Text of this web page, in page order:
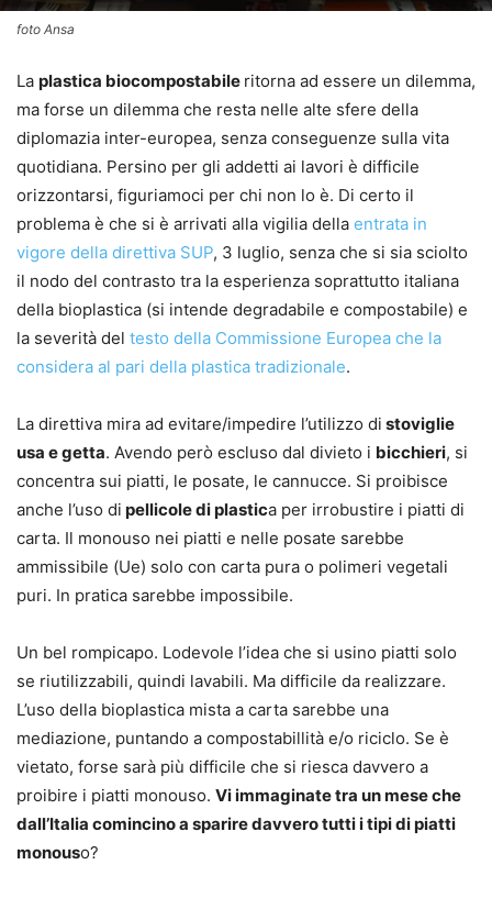
foto Ansa
La plastica biocompostabile ritorna ad essere un dilemma,
ma forse un dilemma che resta nelle alte sfere della
diplomazia inter-europea, senza conseguenze sulla vita
quotidiana. Persino per gli addetti ai lavori è difficile
orizzontarsi, figuriamoci per chi non lo è. Di certo il
problema è che si è arrivati alla vigilia della entrata in
vigore della direttiva SUP, 3 luglio, senza che si sia sciolto
il nodo del contrasto tra la esperienza soprattutto italiana
della bioplastica (si intende degradabile e compostabile) e
la severità del testo della Commissione Europea che la
considera al pari della plastica tradizionale.
La direttiva mira ad evitare/impedire l’utilizzo di stoviglie
usa e getta. Avendo però escluso dal divieto i bicchieri, si
concentra sui piatti, le posate, le cannucce. Si proibisce
anche l’uso di pellicole di plastica per irrobustire i piatti di
carta. Il monouso nei piatti e nelle posate sarebbe
ammissibile (Ue) solo con carta pura o polimeri vegetali
puri. In pratica sarebbe impossibile.
Un bel rompicapo. Lodevole l’idea che si usino piatti solo
se riutilizzabili, quindi lavabili. Ma difficile da realizzare.
L’uso della bioplastica mista a carta sarebbe una
mediazione, puntando a compostabillità e/o riciclo. Se è
vietato, forse sarà più difficile che si riesca davvero a
proibire i piatti monouso. Vi immaginate tra un mese che
dall’Italia comincino a sparire davvero tutti i tipi di piatti
monouso?